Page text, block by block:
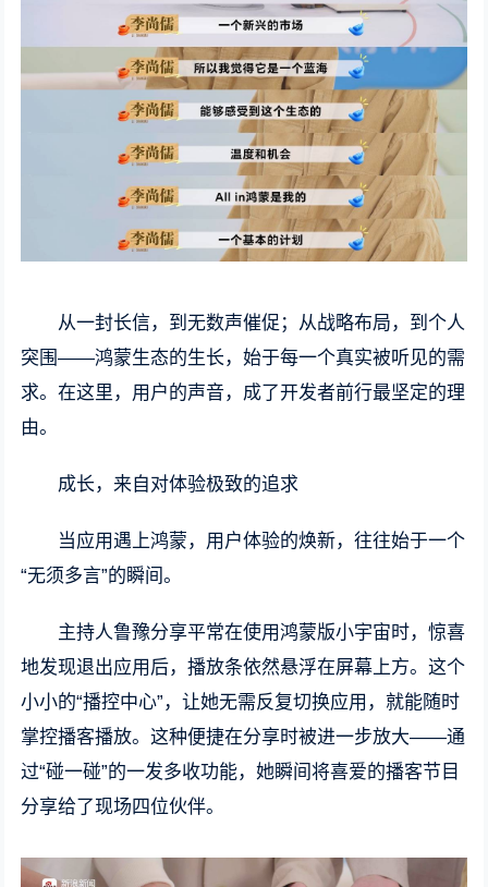
从一封长信，到无数声催促；从战略布局，到个人
突围——鸿蒙生态的生长，始于每一个真实被听见的需
求。在这里，用户的声音，成了开发者前行最坚定的理
由。
成长，来自对体验极致的追求
当应用遇上鸿蒙，用户体验的焕新，往往始于一个
“无须多言”的瞬间。
主持人鲁豫分享平常在使用鸿蒙版小宇宙时，惊喜
地发现退出应用后，播放条依然悬浮在屏幕上方。这个
小小的“播控中心”，让她无需反复切换应用，就能随时
掌控播客播放。这种便捷在分享时被进一步放大——通
过“碰一碰”的一发多收功能，她瞬间将喜爱的播客节目
分享给了现场四位伙伴。